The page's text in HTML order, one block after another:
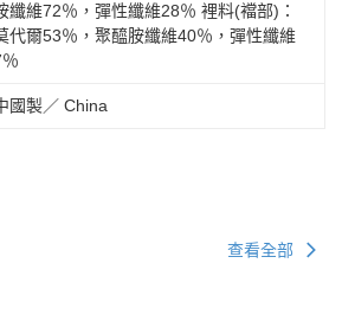
纖維72％，彈性纖維28％ 裡料(襠部)：
代爾53％，聚醯胺纖維40％，彈性纖維
國製／ China
查看全部